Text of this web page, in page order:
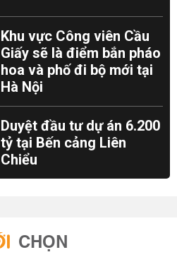
Khu vực Công viên Cầu
Giấy sẽ là điểm bắn pháo
hoa và phố đi bộ mới tại
Hà Nội
Duyệt đầu tư dự án 6.200
tỷ tại Bến cảng Liên
Chiểu
CHỌN